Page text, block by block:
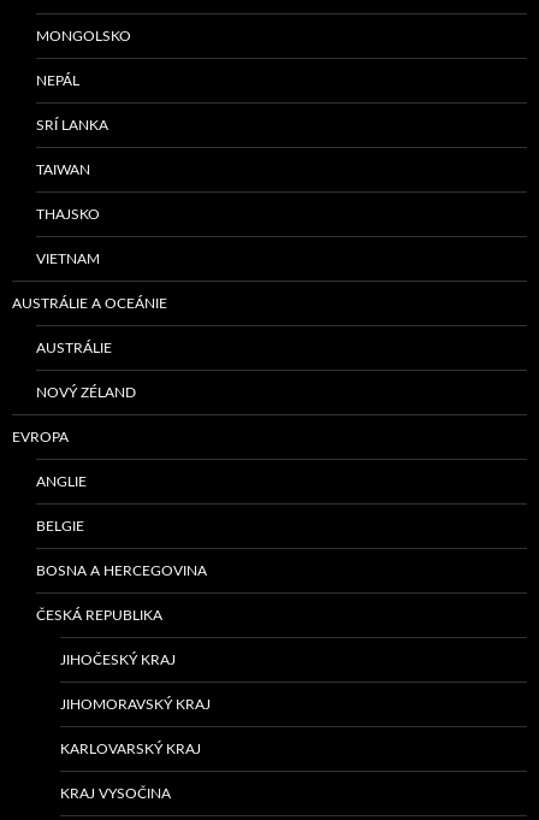
MONGOLSKO
NEPÁL
SRÍ LANKA
TAIWAN
THAJSKO
VIETNAM
AUSTRÁLIE A OCEÁNIE
AUSTRÁLIE
NOVÝ ZÉLAND
EVROPA
ANGLIE
BELGIE
BOSNA A HERCEGOVINA
ČESKÁ REPUBLIKA
JIHOČESKÝ KRAJ
JIHOMORAVSKÝ KRAJ
KARLOVARSKÝ KRAJ
KRAJ VYSOČINA